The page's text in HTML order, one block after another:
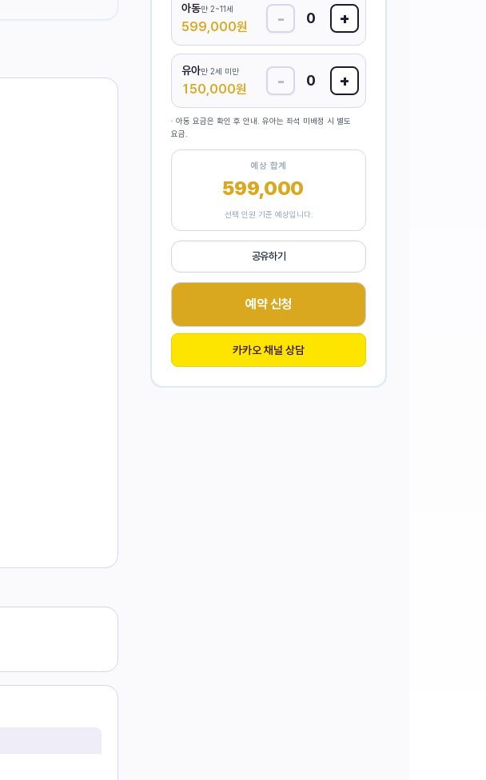
아동만 2~11세
599,000원 - 0 +
유아만 2세 미만
150,000원 - 0 +
· 아동 요금은 확인 후 안내. 유아는 좌석 미배정 시 별도
요금.
예상 합계
599,000
선택 인원 기준 예상입니다.
공유하기
예약 신청
카카오 채널 상담